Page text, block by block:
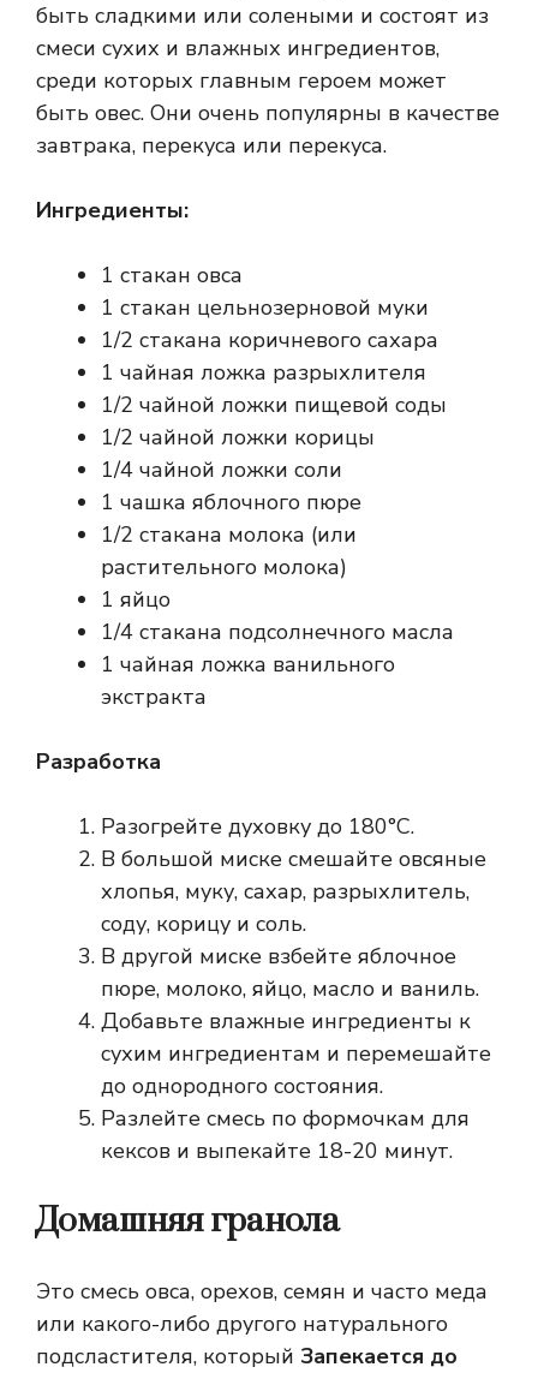
быть сладкими или солеными и состоят из
смеси сухих и влажных ингредиентов,
среди которых главным героем может
быть овес. Они очень популярны в качестве
завтрака, перекуса или перекуса.
Ингредиенты:
1 стакан овса
1 стакан цельнозерновой муки
1/2 стакана коричневого сахара
1 чайная ложка разрыхлителя
1/2 чайной ложки пищевой соды
1/2 чайной ложки корицы
1/4 чайной ложки соли
1 чашка яблочного пюре
1/2 стакана молока (или
растительного молока)
1 яйцо
1/4 стакана подсолнечного масла
1 чайная ложка ванильного
экстракта
Разработка
Разогрейте духовку до 180°C.
В большой миске смешайте овсяные
хлопья, муку, сахар, разрыхлитель,
соду, корицу и соль.
В другой миске взбейте яблочное
пюре, молоко, яйцо, масло и ваниль.
Добавьте влажные ингредиенты к
сухим ингредиентам и перемешайте
до однородного состояния.
Разлейте смесь по формочкам для
кексов и выпекайте 18-20 минут.
Домашняя гранола
Это смесь овса, орехов, семян и часто меда
или какого-либо другого натурального
подсластителя, который Запекается до